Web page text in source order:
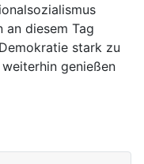
diesem Tag
stark zu
genießen